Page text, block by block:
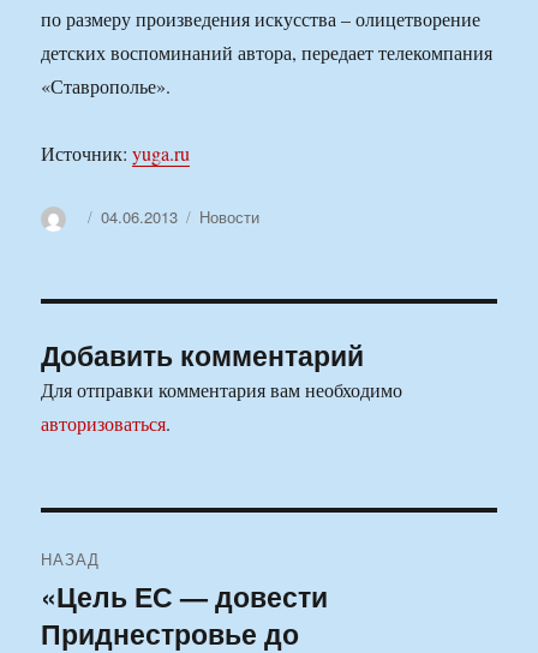
по размеру произведения искусства – олицетворение
детских воспоминаний автора, передает телекомпания
«Ставрополье».
Источник:yuga.ru
АвторОпубликовано
04.06.2013 Рубрики
Новости
Добавить комментарий
Для отправки комментария вам необходимо
авторизоваться.
по
записям
НАЗАД
Предыдущая
запись:
«Цель ЕС — довести
Приднестровье до